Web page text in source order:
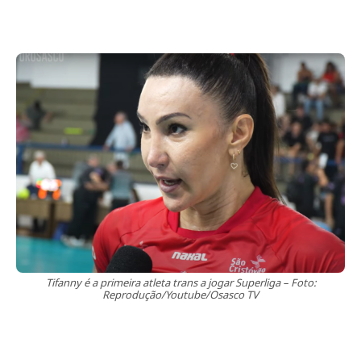
Tifanny é a primeira atleta trans a jogar Superliga – Foto:
Reprodução/Youtube/Osasco TV